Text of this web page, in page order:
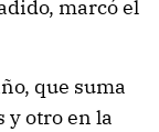
marcó el
que suma
y otro en la